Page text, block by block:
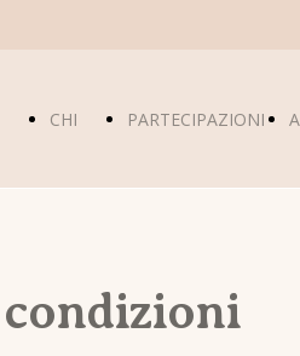
CHI PARTECIPAZIONI